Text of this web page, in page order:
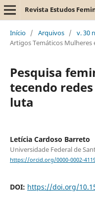
Revista Estudos
Início / Arquivos / v. 30
Artigos Temáticos Mulheres
Pesquisa
tecendo
luta
Letícia Cardoso Barreto
Universidade Federal de
https://orcid.org/0000-0002-
DOI: https://doi.org/